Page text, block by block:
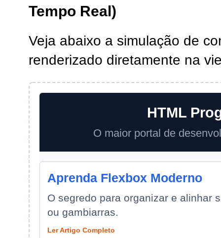
Tempo Real)
Veja abaixo a simulação de
renderizado diretamente na
HTML
O maior portal de
Aprenda Flexbox Moderno
O segredo para organizar e alinhar
ou gambiarras.
Ler Artigo Completo